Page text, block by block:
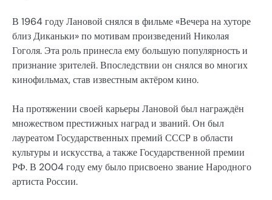
В 1964 году Лановой снялся в фильме «Вечера на хуторе
близ Диканьки» по мотивам произведений Николая
Гоголя. Эта роль принесла ему большую популярность и
признание зрителей. Впоследствии он снялся во многих
кинофильмах, став известным актёром кино.
На протяжении своей карьеры Лановой был награждён
множеством престижных наград и званий. Он был
лауреатом Государственных премий СССР в области
культуры и искусства, а также Государственной премии
РФ. В 2004 году ему было присвоено звание Народного
артиста России.